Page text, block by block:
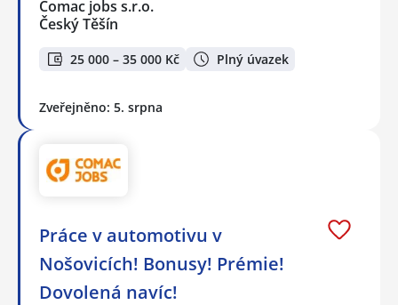
Comac jobs s.r.o.
Český Těšín
25 000 – 35 000 Kč Plný úvazek
Zveřejněno: 5. srpna
Práce v automotivu v
Nošovicích! Bonusy! Prémie!
Dovolená navíc!